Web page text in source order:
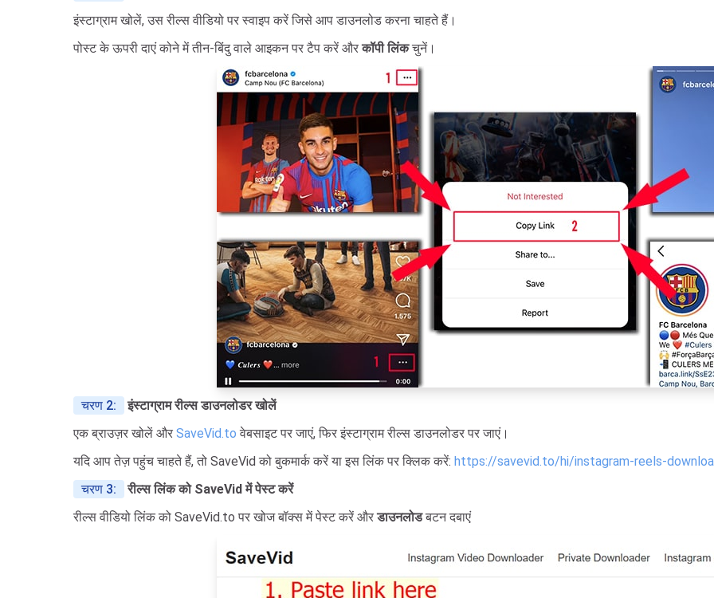
इंस्टाग्राम खोलें, उस रील्स वीडियो पर स्वाइप करें जिसे आप डाउनलोड करना चाहते हैं।
पोस्ट के ऊपरी दाएं कोने में तीन-बिंदु वाले आइकन पर टैप करें औरकॉपी लिंकचुनें।
चरण 2:
इंस्टाग्राम रील्स डाउनलोडर खोलें
एक ब्राउज़र खोलें और SaveVid.to वेबसाइट पर जाएं, फिर इंस्टाग्राम रील्स डाउनलोडर पर जाएं।
यदि आप तेज़ पहुंच चाहते हैं, तो SaveVid को बुकमार्क करें या इस लिंक पर क्लिक करें: https://savevid.to/hi/instagram-reels-
चरण 3:
रील्स लिंक को SaveVid में पेस्ट करें
रील्स वीडियो लिंक को SaveVid.to पर खोज बॉक्स में पेस्ट करें औरडाउनलोडबटन दबाएं